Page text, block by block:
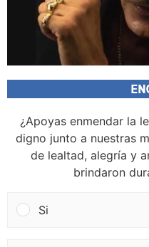
¿Apoyas enmendar la
digno junto a nuestras
de lealtad, alegría y
brindaron
Si